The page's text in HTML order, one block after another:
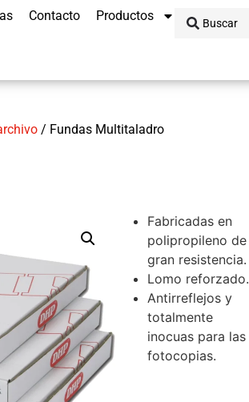
Contacto Productos
/ Fundas Multitaladro
Fabricadas en
polipropileno de
gran resistencia.
Lomo reforzado.
Antirreflejos y
totalmente
inocuas para las
fotocopias.